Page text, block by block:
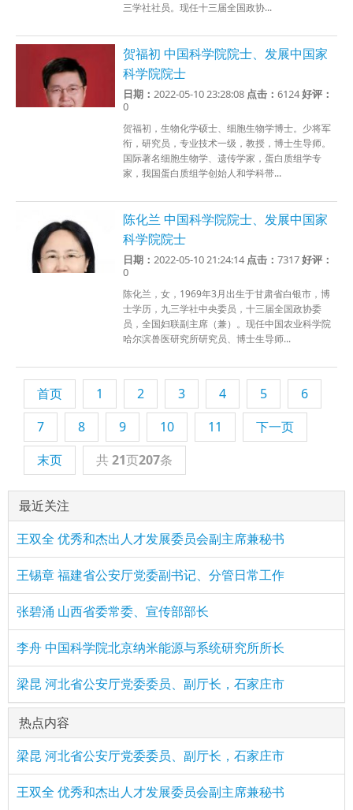
三学社社员。现任十三届全国政协...
贺福初 中国科学院院士、发展中国家
科学院院士
日期：2022-05-10 23:28:08 点击：6124好评：
0
贺福初，生物化学硕士、细胞生物学博士。少将军
衔，研究员，专业技术一级，教授，博士生导师。
国际著名细胞生物学、遗传学家，蛋白质组学专
家，我国蛋白质组学创始人和学科带...
陈化兰 中国科学院院士、发展中国家
科学院院士
日期：2022-05-10 21:24:14 点击：7317好评：
0
陈化兰，女，1969年3月出生于甘肃省白银市，博
士学历，九三学社中央委员，十三届全国政协委
员，全国妇联副主席（兼）。现任中国农业科学院
哈尔滨兽医研究所研究员、博士生导师...
首页 1 2 3 4 5
6
7
8 9 10 11
下一页
末页
共21页207条
最近关注
王双全 优秀和杰出人才发展委员会副主席兼秘书
王锡章 福建省公安厅党委副书记、分管日常工作
张碧涌 山西省委常委、宣传部部长
李舟 中国科学院北京纳米能源与系统研究所所长
梁昆 河北省公安厅党委委员、副厅长，石家庄市
热点内容
梁昆 河北省公安厅党委委员、副厅长，石家庄市
王双全 优秀和杰出人才发展委员会副主席兼秘书